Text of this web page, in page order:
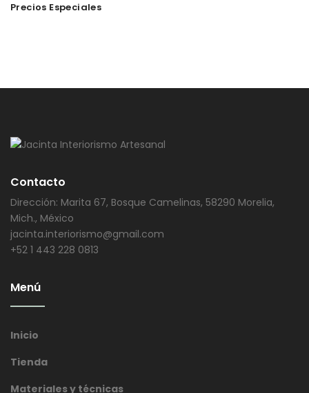
Precios Especiales
Contacto
Dirección: Marita 67, Bosque Camelinas, 58290 Morelia,
Mich., México
jacinta.interiorismo@gmail.com
+52 1 443 228 0813
Menú
Inicio
Tienda
Materiales y técnicas